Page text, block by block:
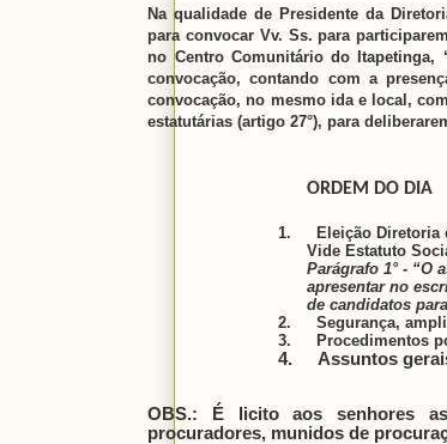
Na qualidade de Presidente da
para convocar Vv. Ss. para
no Centro Comunitário do Itapetinga,
convocação, contando com a
convocação, no mesmo ida e local,
estatutárias (artigo 27°), para
ORDEM DO DIA
1.
Eleição Diretoria
Vide Estatuto
Parágrafo 1° - “O
apresentar no
de candidatos
2.
Segurança,
3.
Procedimentos
4. Assuntos
OBS.: É licito aos senhores
procuradores, munidos de